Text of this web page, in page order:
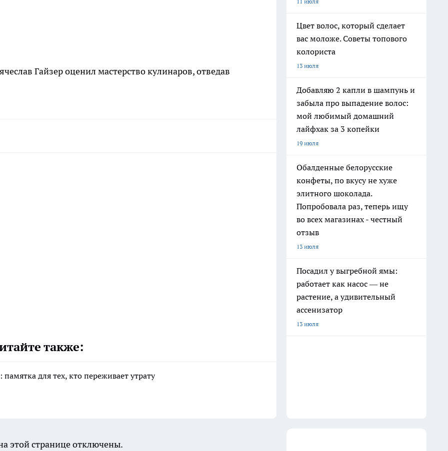
Гайзер оценил мастерство кулинаров, отведав
также:
для тех, кто переживает утрату
Цвет волос, который сделает
вас моложе. Советы топового
колориста
13 июля
Добавляю 2 капли в шампунь и
забыла про выпадение волос:
мой любимый домашний
лайфхак за 3 копейки
19 июля
Обалденные белорусские
конфеты, по вкусу не хуже
элитного шоколада.
Попробовала раз, теперь ищу
во всех магазинах - честный
отзыв
13 июля
Посадил у выгребной ямы:
работает как насос — не
растение, а удивительный
ассенизатор
13 июля
этой странице отключены.